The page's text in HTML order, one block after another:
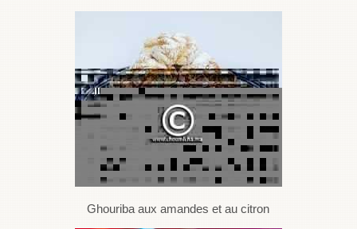
Ghouriba aux amandes et au citron